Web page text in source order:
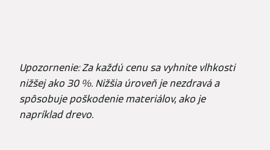
Upozornenie: Za každú cenu sa vyhnite vlhkosti
nižšej ako 30 %. Nižšia úroveň je nezdravá a
spôsobuje poškodenie materiálov, ako je
napríklad drevo.